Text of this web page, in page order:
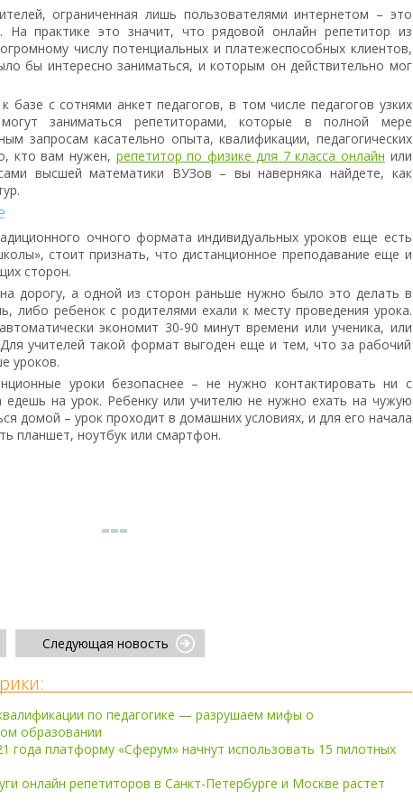
ограниченная лишь пользователями интернетом – это
На практике это значит, что рядовой онлайн репетитор из
числу потенциальных и платежеспособных клиентов,
бы интересно заниматься, и которым он действительно мог
базе с сотнями анкет педагогов, в том числе педагогов узких
заниматься репетиторами, которые в полной мере
запросам касательно опыта, квалификации, педагогических
кто вам нужен, репетитор по физике для 7 класса онлайн или
высшей математики ВУЗов – вы наверняка найдете, как
очного формата индивидуальных уроков еще есть
стоит признать, что дистанционное преподавание еще и
сторон.
дорогу, а одной из сторон раньше нужно было это делать в
либо ребенок с родителями ехали к месту проведения урока.
экономит 30-90 минут времени или ученика, или
учителей такой формат выгоден еще и тем, что за рабочий
уроков.
уроки безопаснее – не нужно контактировать ни с
на урок. Ребенку или учителю не нужно ехать на чужую
домой – урок проходит в домашних условиях, и для его начала
планшет, ноутбук или смартфон.
Следующая новость
по педагогике — разрушаем мифы о
образовании
года платформу «Сферум» начнут использовать 15 пилотных
онлайн репетиторов в Санкт-Петербурге и Москве растет